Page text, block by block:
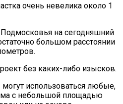
очень невелика около 1
на сегодняшний
большом расстоянии
без каких-либо изысков.
использоваться любые,
с небольшой площадью